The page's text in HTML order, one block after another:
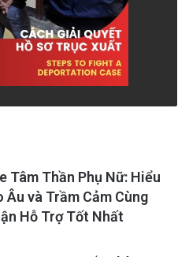
Tâm Thần Phụ Nữ: Hiểu
Âu và Trầm Cảm Cùng
Hỗ Trợ Tốt Nhất